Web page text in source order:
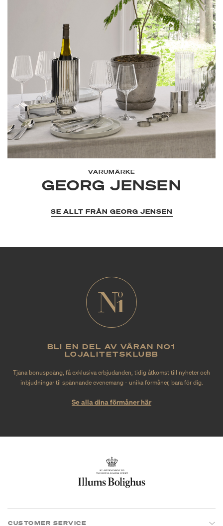
VARUMÄRKE
GEORG JENSEN
SE ALLT FRÅN GEORG JENSEN
BLI EN DEL AV VÅRAN NO1
LOJALITETSKLUBB
Tjäna bonuspoäng, få exklusiva erbjudanden, tidig åtkomst till nyheter och
inbjudningar til spännande evenemang - unika förmåner, bara för dig.
Se alla dina förmåner här
CUSTOMER SERVICE